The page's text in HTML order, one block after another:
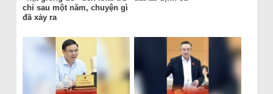
chỉ sau một năm, chuyện gì
đã xảy ra